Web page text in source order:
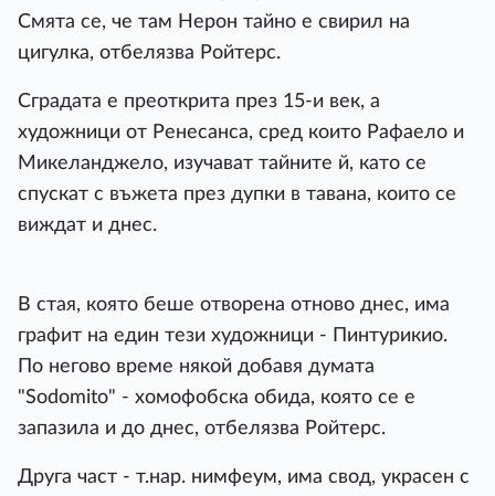
Смята се, че там Нерон тайно е свирил на
цигулка, отбелязва Ройтерс.
Сградата е преоткрита през 15-и век, а
художници от Ренесанса, сред които Рафаело и
Микеланджело, изучават тайните й, като се
спускат с въжета през дупки в тавана, които се
виждат и днес.
В стая, която беше отворена отново днес, има
графит на един тези художници - Пинтурикио.
По негово време някой добавя думата
"Sodomito" - хомофобска обида, която се е
запазила и до днес, отбелязва Ройтерс.
Друга част - т.нар. нимфеум, има свод, украсен с